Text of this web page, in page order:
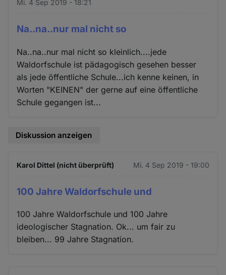
Mi. 4 Sep 2019 - 18:21
Na..na..nur mal nicht so
Na..na..nur mal nicht so kleinlich....jede
Waldorfschule ist pädagogisch gesehen besser
als jede öffentliche Schule...ich kenne keinen, in
Worten "KEINEN" der gerne auf eine öffentliche
Schule gegangen ist...
Diskussion anzeigen
Karol Dittel (nicht überprüft) Mi. 4 Sep 2019 - 19:00
100 Jahre Waldorfschule und
100 Jahre Waldorfschule und 100 Jahre
ideologischer Stagnation. Ok... um fair zu
bleiben... 99 Jahre Stagnation.